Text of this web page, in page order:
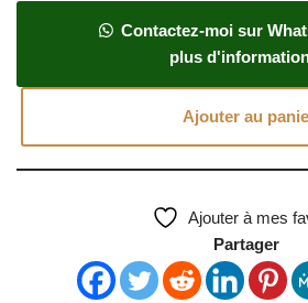
Contactez-moi sur
plus
Ajouter au
Ajouter à mes
Partager